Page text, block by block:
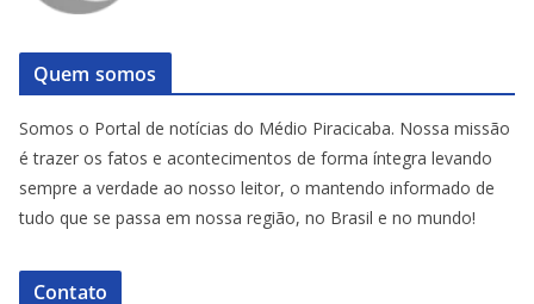
Quem somos
Somos o Portal de notícias do Médio Piracicaba. Nossa missão
é trazer os fatos e acontecimentos de forma íntegra levando
sempre a verdade ao nosso leitor, o mantendo informado de
tudo que se passa em nossa região, no Brasil e no mundo!
Contato